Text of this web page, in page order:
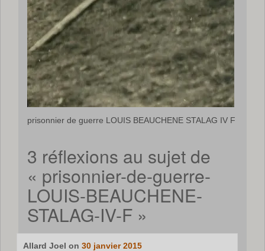
prisonnier de guerre LOUIS BEAUCHENE STALAG IV F
3 réflexions au sujet de
« prisonnier-de-guerre-
LOUIS-BEAUCHENE-
STALAG-IV-F »
Allard Joel on30 janvier 2015